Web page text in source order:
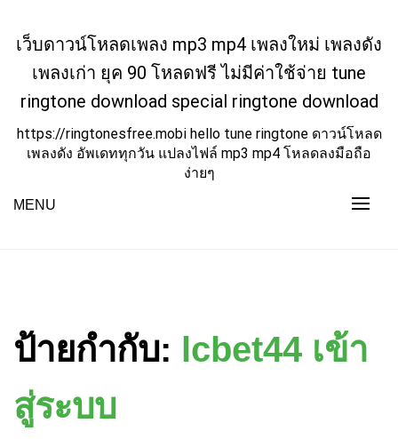
content
เว็บดาวน์โหลดเพลง mp3 mp4 เพลงใหม่ เพลงดัง
เพลงเก่า ยุค 90 โหลดฟรี ไม่มีค่าใช้จ่าย tune
ringtone download special ringtone download
https://ringtonesfree.mobi hello tune ringtone ดาวน์โหลด
เพลงดัง อัพเดททุกวัน แปลงไฟล์ mp3 mp4 โหลดลงมือถือ
ง่ายๆ
MENU
ป้ายกำกับ: lcbet44 เข้า
สู่ระบบ